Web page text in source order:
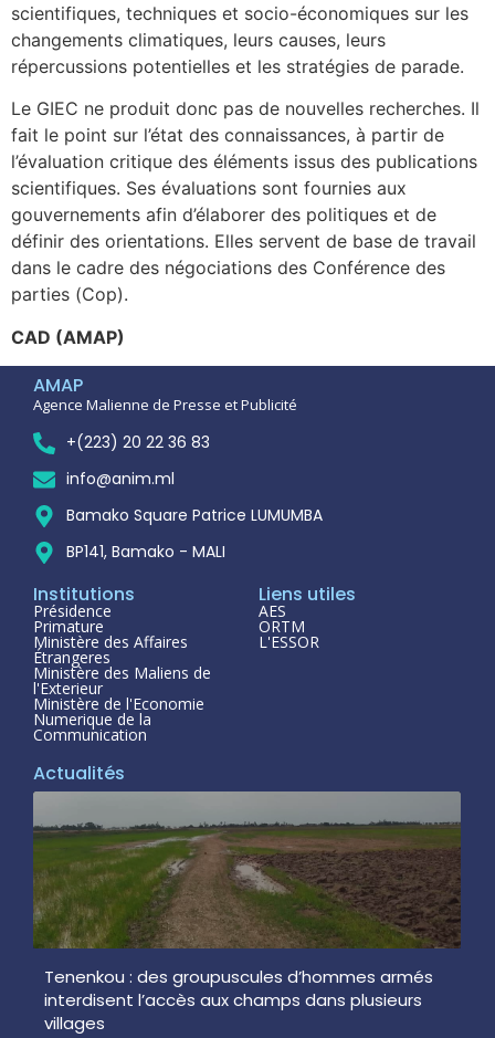
scientifiques, techniques et socio-économiques sur les
changements climatiques, leurs causes, leurs
répercussions potentielles et les stratégies de parade.
Le GIEC ne produit donc pas de nouvelles recherches. Il
fait le point sur l’état des connaissances, à partir de
l’évaluation critique des éléments issus des publications
scientifiques. Ses évaluations sont fournies aux
gouvernements afin d’élaborer des politiques et de
définir des orientations. Elles servent de base de travail
dans le cadre des négociations des Conférence des
parties (Cop).
CAD (AMAP)
AMAP
Agence Malienne de Presse et Publicité
+(223) 20 22 36 83
info@anim.ml
Bamako Square Patrice LUMUMBA
BP141, Bamako - MALI
Institutions
Présidence
Primature
Ministère des Affaires
Étrangeres
Ministère des Maliens de
l'Exterieur
Ministère de l'Economie
Numerique de la
Communication
Liens utiles
AES
ORTM
L'ESSOR
Actualités
Tenenkou : des groupuscules d’hommes armés
interdisent l’accès aux champs dans plusieurs
villages